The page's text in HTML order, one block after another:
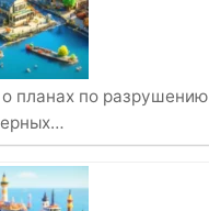
планах по разрушению